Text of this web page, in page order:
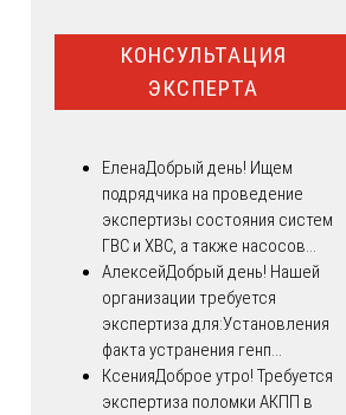
КОНСУЛЬТАЦИЯ
ЭКСПЕРТА
ЕленаДобрый день! Ищем
подрядчика на проведение
экспертизы состояния систем
ГВС и ХВС, а также насосов...
АлексейДобрый день! Нашей
организации требуется
экспертиза для:Установления
факта устранения генп...
КсенияДоброе утро! Требуется
экспертиза поломки АКПП в